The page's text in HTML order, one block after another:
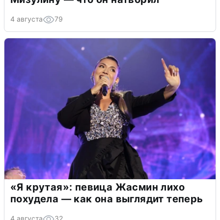
4 августа 79
«Я крутая»: певица Жасмин лихо
похудела — как она выглядит теперь
4 августа 32